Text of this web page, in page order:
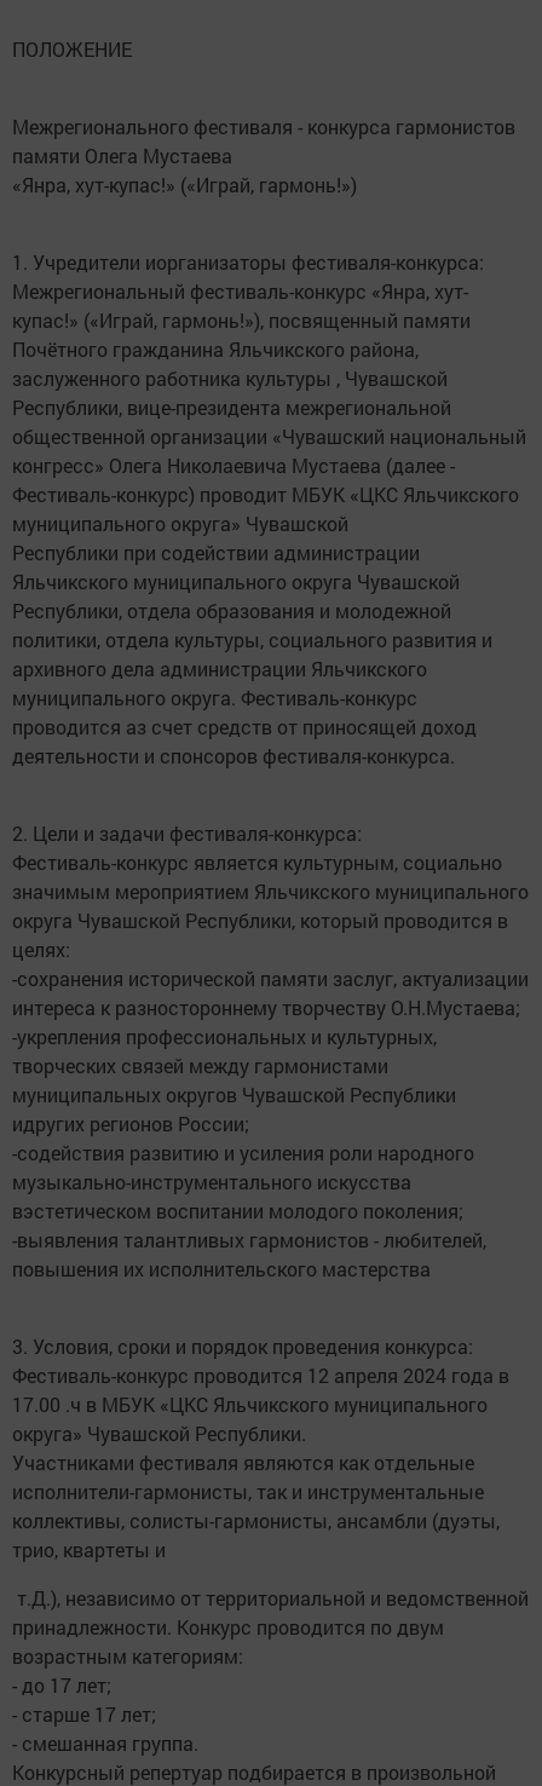
ПОЛОЖЕНИЕ
Межрегионального фестиваля - конкурса гармонистов
памяти Олега Мустаева
«Янра, хут-купас!» («Играй, гармонь!»)
1. Учредители иорганизаторы фестиваля-конкурса:
Межрегиональный фестиваль-конкурс «Янра, хут-
купас!» («Играй, гармонь!»), посвященный памяти
Почётного гражданина Яльчикского района,
заслуженного работника культуры , Чувашской
Республики, вице-президента межрегиональной
общественной организации «Чувашский национальный
конгресс» Олега Николаевича Мустаева (далее -
Фестиваль-конкурс) проводит МБУК «ЦКС Яльчикского
муниципального округа» Чувашской
Республики при содействии администрации
Яльчикского муниципального округа Чувашской
Республики, отдела образования и молодежной
политики, отдела культуры, социального развития и
архивного дела администрации Яльчикского
муниципального округа. Фестиваль-конкурс
проводится аз счет средств от приносящей доход
деятельности и спонсоров фестиваля-конкурса.
2. Цели и задачи фестиваля-конкурса:
Фестиваль-конкурс является культурным, социально
значимым мероприятием Яльчикского муниципального
округа Чувашской Республики, который проводится в
целях:
-сохранения исторической памяти заслуг, актуализации
интереса к разностороннему творчеству О.Н.Мустаева;
-укрепления профессиональных и культурных,
творческих связей между гармонистами
муниципальных округов Чувашской Республики
идругих регионов России;
-содействия развитию и усиления роли народного
музыкально-инструментального искусства
вэстетическом воспитании молодого поколения;
-выявления талантливых гармонистов - любителей,
повышения их исполнительского мастерства
3. Условия, сроки и порядок проведения конкурса:
Фестиваль-конкурс проводится 12 апреля 2024 года в
17.00 .ч в МБУК «ЦКС Яльчикского муниципального
округа» Чувашской Республики.
Участниками фестиваля являются как отдельные
исполнители-гармонисты, так и инструментальные
коллективы, солисты-гармонисты, ансамбли (дуэты,
трио, квартеты и
т.Д.), независимо от территориальной и ведомственной
принадлежности. Конкурс проводится по двум
возрастным категориям:
- до 17 лет;
- старше 17 лет;
- смешанная группа.
Конкурсный репертуар подбирается в произвольной